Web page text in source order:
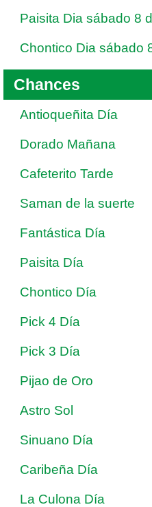
Paisita Dia sábado 8
Chontico Dia sábado
Chances
Antioqueñita Día
Dorado Mañana
Cafeterito Tarde
Saman de la suerte
Fantástica Día
Paisita Día
Chontico Día
Pick 4 Día
Pick 3 Día
Pijao de Oro
Astro Sol
Sinuano Día
Caribeña Día
La Culona Día